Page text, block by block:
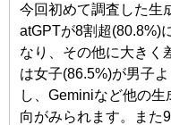
今回初めて調査した生
atGPTが8割超(80.8%)
なり、その他に大きく
は女子(86.5%)が男子
し、Geminiなど他の
向がみられます。また